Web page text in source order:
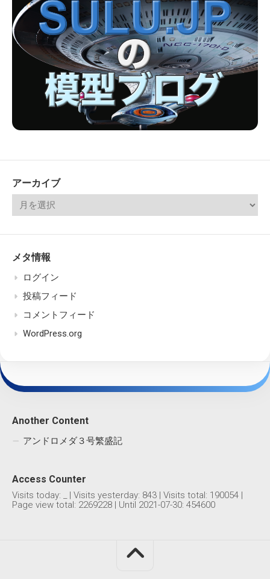
アーカイブ
メタ情報
ログイン
投稿フィード
コメントフィード
WordPress.org
Another Content
アンドロメダ３号繁盛記
Access Counter
Visits today: | Visits yesterday: 843 | Visits total: 190054 |
Page view total: 2269228 | Until 2021-07-30: 454600